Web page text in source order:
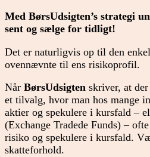
Med BørsUdsigten’s strategi
sent og sælge for tidligt!
Det er naturligvis op til den
ovennævnte til ens risikoprofil.
Når BørsUdsigten skriver, at
et tilvalg, hvor man hos mange
aktier og spekulere i kursfald –
(Exchange Tradede Funds) –
risiko og spekulere i kursfald.
skatteforhold.